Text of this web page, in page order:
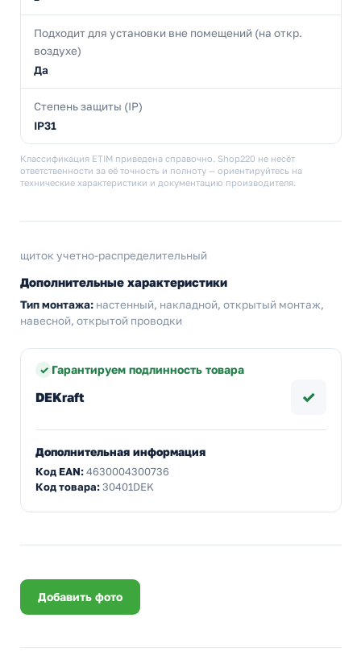
Подходит для установки вне помещений (на откр.
воздухе)
Да
Степень защиты (IP)
IP31
Классификация ETIM приведена справочно. Shop220 не несёт
ответственности за её точность и полноту — ориентируйтесь на
технические характеристики и документацию производителя.
щиток учетно-распределительный
Дополнительные характеристики
Тип монтажа: настенный, накладной, открытый монтаж,
навесной, открытой проводки
Гарантируем подлинность товара
DEKraft ✓
Дополнительная информация
Код EAN:4630004300736
Код товара:30401DEK
Добавить фото